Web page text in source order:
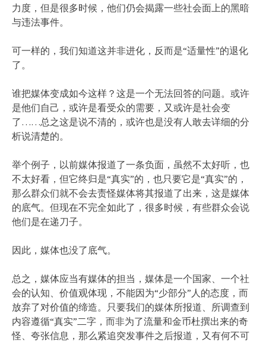
力度，但是很多时候，他们仍会揭露一些社会面上的黑暗
与违法事件。
可一样的，我们知道这并非进化，反而是“适量性”的退化
了。
谁把媒体变成如今这样？这是一个无法回答的问题。或许
是他们自己，或许是看受众的需要，又或许是社会变
了……总之这是说不清的，或许也是没有人敢去详细的分
析说清楚的。
举个例子，以前媒体报道了一条负面，虽然不太好听，也
不太好看，但它终归是“真实”的，也只要它是“真实”的，
那么群众们就不会去责怪媒体将其报道了出来，这是媒体
的底气。但现在不完全如此了，很多时候，有些群众会说
他们是在递刀子。
因此，媒体也没了底气。
总之，媒体应当有媒体的担当，媒体是一个国家、一个社
会的认知、价值观体现，不能因为“少部分”人的态度，而
放弃了对价值的缔造。只要我们的媒体所报道、所调查到
内容遵循“真实”二字，而非为了流量和金币杜撰出来的奇
怪、夸张信息，那么紧追突发事件之后报道，又有何不可